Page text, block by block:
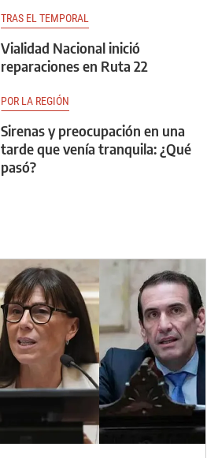
TRAS EL TEMPORAL
Vialidad Nacional inició
reparaciones en Ruta 22
POR LA REGIÓN
Sirenas y preocupación en una
tarde que venía tranquila: ¿Qué
pasó?